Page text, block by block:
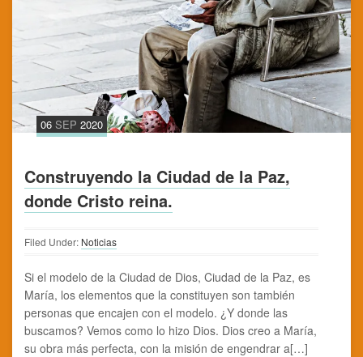
06 SEP 2020
Construyendo la Ciudad de la Paz,
donde Cristo reina.
Filed Under: Noticias
Si el modelo de la Ciudad de Dios, Ciudad de la Paz, es
María, los elementos que la constituyen son también
personas que encajen con el modelo. ¿Y donde las
buscamos? Vemos como lo hizo Dios. Dios creo a María,
su obra más perfecta, con la misión de engendrar a[…]